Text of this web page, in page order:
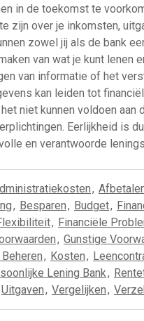
in de toekomst te
zijn over je inkomsten,
zowel jij als de bank
van wat je kunt lenen
van informatie of het
kan leiden tot
niet kunnen voldoen aan
Eerlijkheid is
en verantwoorde
,
, Besparen, Budget,
, Financiële
, Gunstige
, Kosten,
Lening Bank,
Uitgaven, Vergelijken,